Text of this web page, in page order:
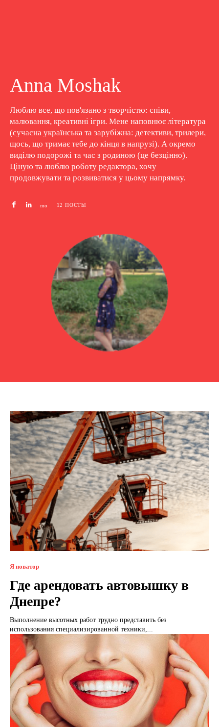
Anna Moshak
Люблю все, що пов'язано з творчістю: співи,
малювання, креативні ігри. Мене наповнює література
(сучасна українська та зарубіжна: детективи, трилери,
щось, що тримає тебе до кінця в напрузі). А окремо
виділю подорожі та час з родиною (це безцінно).
Ціную та люблю роботу редактора, хочу
продовжувати та розвиватися у цьому напрямку.
12 ПОСТЫ
Я новатор
Где арендовать автовышку в
Днепре?
Выполнение высотных работ трудно представить без
использования специализированной техники,...